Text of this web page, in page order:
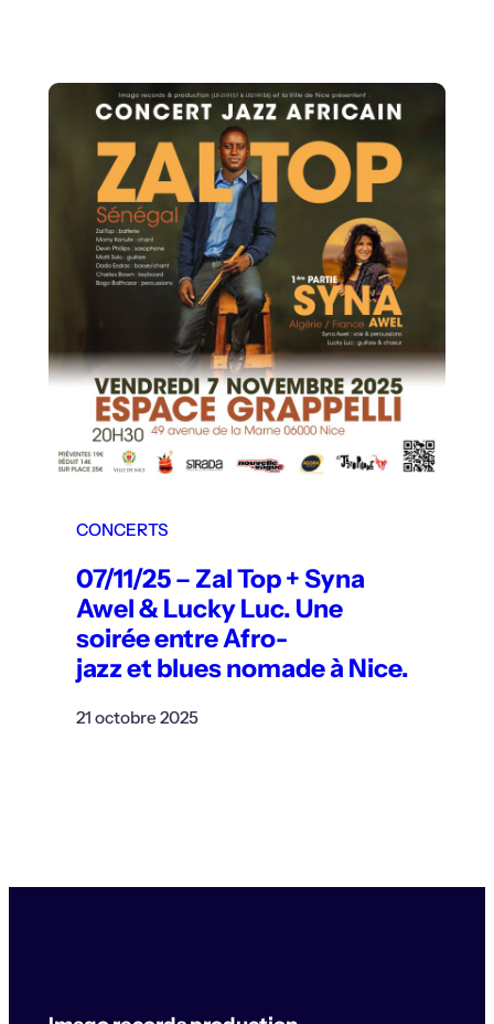
CONCERTS
07/11/25 – Zal Top + Syna
Awel & Lucky Luc. Une
soirée entre Afro-
jazz et blues nomade à Nice.
21 octobre 2025